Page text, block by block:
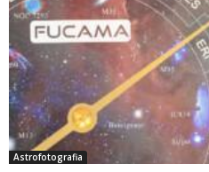
Astrofotografia